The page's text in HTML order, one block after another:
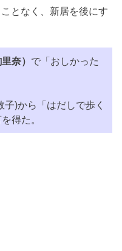
となく、新居を後にす
奈） で「おしかった
)から「はだしで歩く
得た。